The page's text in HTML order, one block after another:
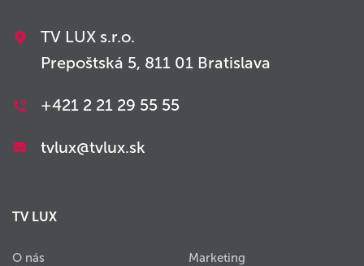
TV LUX s.r.o.
Prepoštská 5, 811 01 Bratislava
+421 2 21 29 55 55
tvlux@tvlux.sk
TV LUX
O nás Marketing